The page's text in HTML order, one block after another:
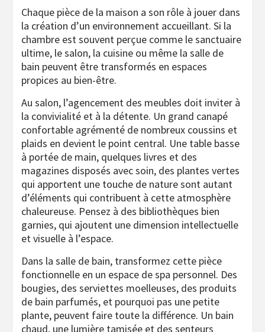
Chaque pièce de la maison a son rôle à jouer dans
la création d’un environnement accueillant. Si la
chambre est souvent perçue comme le sanctuaire
ultime, le salon, la cuisine ou même la salle de
bain peuvent être transformés en espaces
propices au bien-être.
Au salon, l’agencement des meubles doit inviter à
la convivialité et à la détente. Un grand canapé
confortable agrémenté de nombreux coussins et
plaids en devient le point central. Une table basse
à portée de main, quelques livres et des
magazines disposés avec soin, des plantes vertes
qui apportent une touche de nature sont autant
d’éléments qui contribuent à cette atmosphère
chaleureuse. Pensez à des bibliothèques bien
garnies, qui ajoutent une dimension intellectuelle
et visuelle à l’espace.
Dans la salle de bain, transformez cette pièce
fonctionnelle en un espace de spa personnel. Des
bougies, des serviettes moelleuses, des produits
de bain parfumés, et pourquoi pas une petite
plante, peuvent faire toute la différence. Un bain
chaud, une lumière tamisée et des senteurs